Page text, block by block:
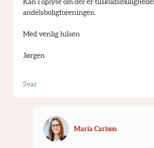
andelsboligforeningen.
Med venlig hilsen
Jørgen
Svar
Maria Carlsen